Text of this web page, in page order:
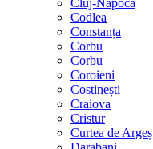
Cluj-Napoca
Codlea
Constanța
Corbu
Corbu
Coroieni
Costinești
Craiova
Cristur
Curtea de Argeș